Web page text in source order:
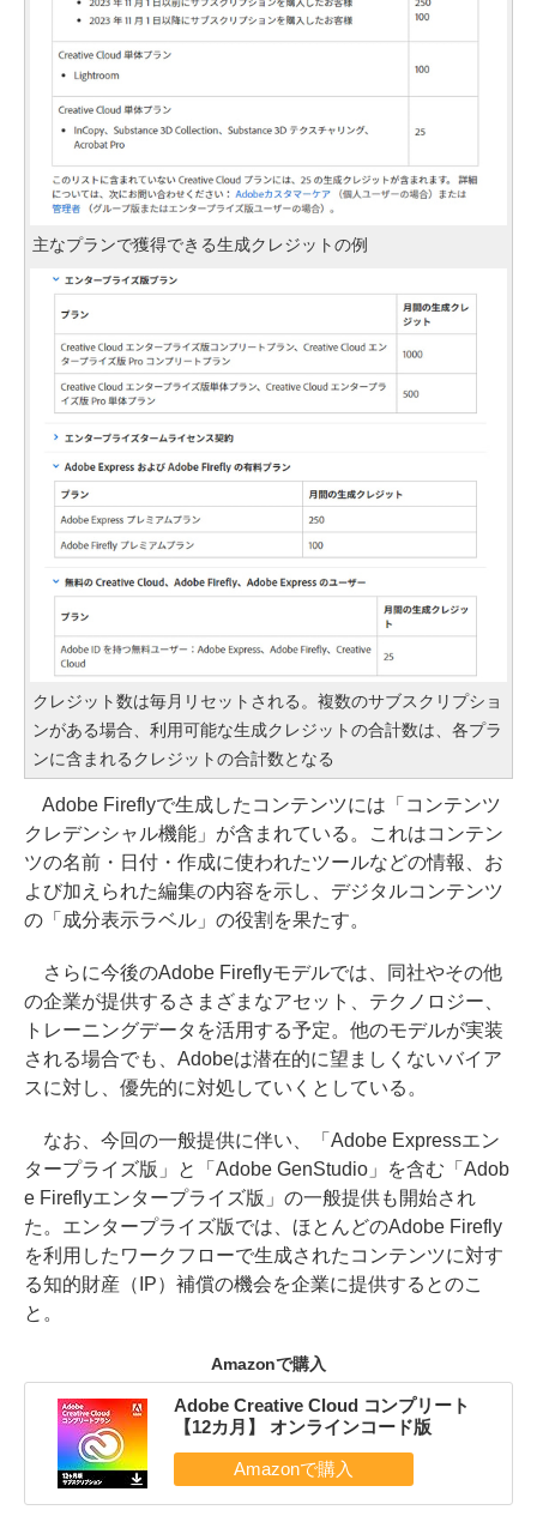
主なプランで獲得できる生成クレジットの例
クレジット数は毎月リセットされる。複数のサブスクリプショ
ンがある場合、利用可能な生成クレジットの合計数は、各プラ
ンに含まれるクレジットの合計数となる
Adobe Fireflyで生成したコンテンツには「コンテンツ
クレデンシャル機能」が含まれている。これはコンテン
ツの名前・日付・作成に使われたツールなどの情報、お
よび加えられた編集の内容を示し、デジタルコンテンツ
の「成分表示ラベル」の役割を果たす。
さらに今後のAdobe Fireflyモデルでは、同社やその他
の企業が提供するさまざまなアセット、テクノロジー、
トレーニングデータを活用する予定。他のモデルが実装
される場合でも、Adobeは潜在的に望ましくないバイア
スに対し、優先的に対処していくとしている。
なお、今回の一般提供に伴い、「Adobe Expressエン
タープライズ版」と「Adobe GenStudio」を含む「Adob
e Fireflyエンタープライズ版」の一般提供も開始され
た。エンタープライズ版では、ほとんどのAdobe Firefly
を利用したワークフローで生成されたコンテンツに対す
る知的財産（IP）補償の機会を企業に提供するとのこ
と。
Amazonで購入
Adobe Creative Cloud コンプリート
【12カ月】 オンラインコード版